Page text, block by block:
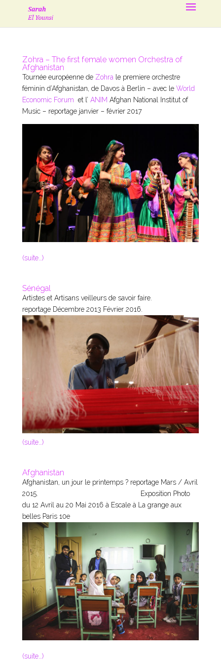
Zohra – The first female women Orchestra of
Afghanistan
Tournée européenne de Zohra le premiere orchestre
féminin d’Afghanistan, de Davos à Berlin – avec le World
Economic Forum et l’ ANIM Afghan National Institut of
Music – reportage janvier – février 2017
(suite…)
Sénégal
Artistes et Artisans veilleurs de savoir faire.
reportage Décembre 2013 Février 2016.
(suite…)
Afghanistan
Afghanistan, un jour le printemps ? reportage Mars / Avril
2015. Exposition Photo
du 12 Avril au 20 Mai 2016 à Escale à La grange aux
belles Paris 10e
(suite…)